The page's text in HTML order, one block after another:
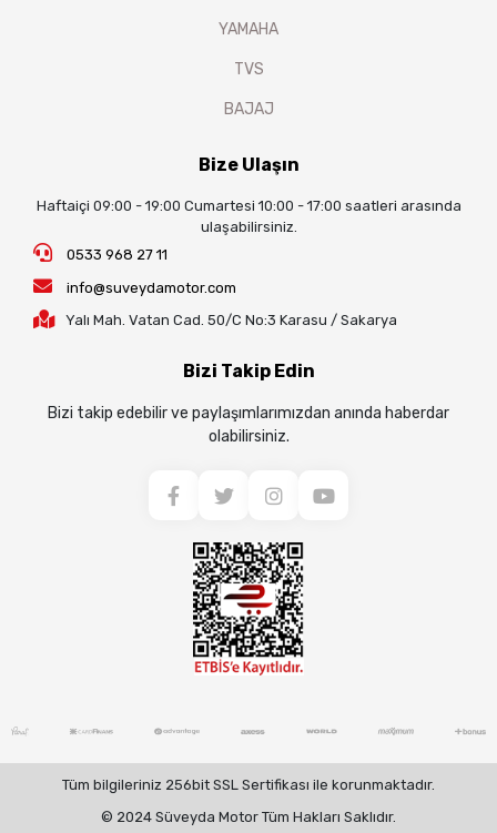
YAMAHA
TVS
BAJAJ
Bize Ulaşın
Haftaiçi 09:00 - 19:00 Cumartesi 10:00 - 17:00 saatleri arasında
ulaşabilirsiniz.
0533 968 27 11
info@suveydamotor.com
Yalı Mah. Vatan Cad. 50/C No:3 Karasu / Sakarya
Bizi Takip Edin
Bizi takip edebilir ve paylaşımlarımızdan anında haberdar
olabilirsiniz.
Tüm bilgileriniz 256bit SSL Sertifikası ile korunmaktadır.
© 2024 Süveyda Motor Tüm Hakları Saklıdır.